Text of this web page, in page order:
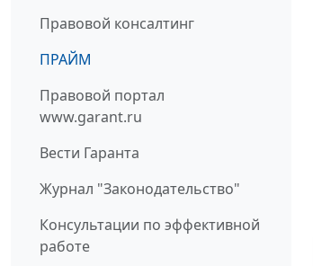
Правовой консалтинг
ПРАЙМ
Правовой портал
www.garant.ru
Вести Гаранта
Журнал "Законодательство"
Консультации по эффективной
работе